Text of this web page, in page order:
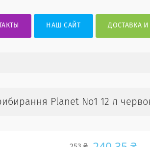
НАШ САЙТ ДОСТАВКА И
Planet No1 12 л